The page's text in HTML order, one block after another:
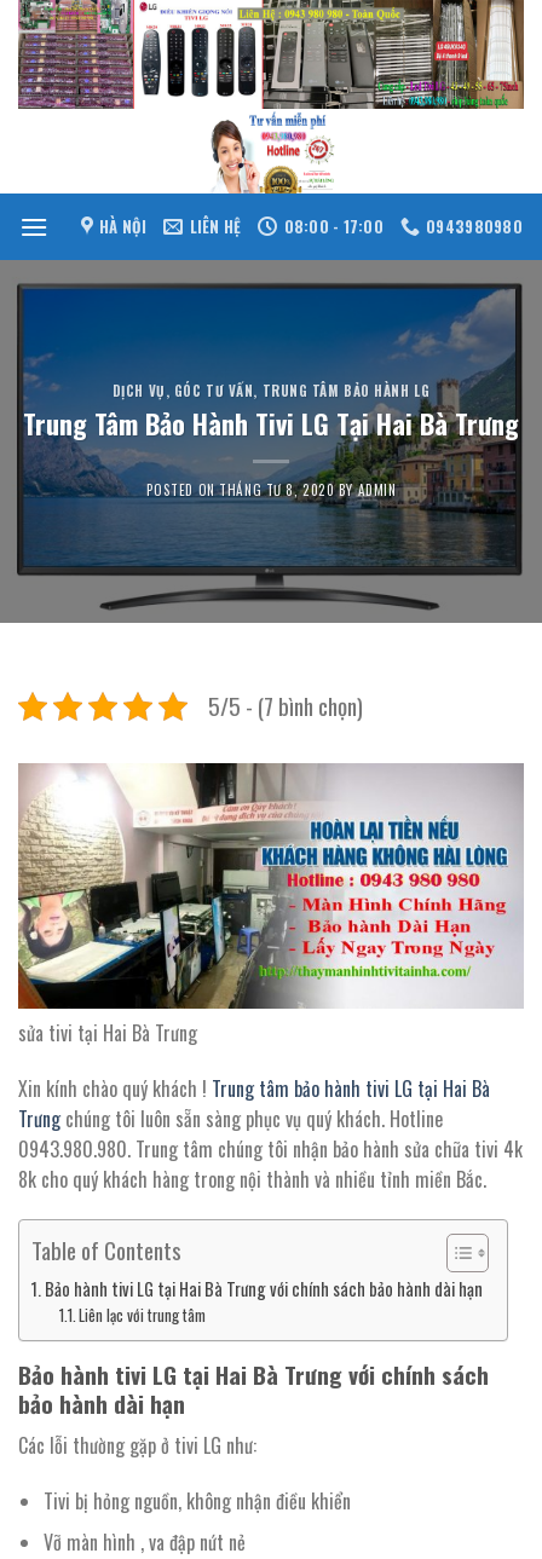
Skip
content
HÀ NỘI LIÊN HỆ 08:00 - 17:00 0943980980
DỊCH VỤ, GÓC TƯ VẤN, TRUNG TÂM BẢO HÀNH LG
Trung Tâm Bảo Hành Tivi LG Tại Hai Bà Trưng
POSTED ONTHÁNG TƯ 8, 2020BYADMIN
5/5 - (7 bình chọn)
sửa tivi tại Hai Bà Trưng
Xin kính chào quý khách ! Trung tâm bảo hành tivi LG tại Hai Bà
Trưngchúng tôi luôn sẵn sàng phục vụ quý khách. Hotline
0943.980.980. Trung tâm chúng tôi nhận bảo hành sửa chữa tivi 4k
8k cho quý khách hàng trong nội thành và nhiều tỉnh miền Bắc.
Table of Contents
Bảo hành tivi LG tại Hai Bà Trưng với chính sách bảo hành dài hạn
Liên lạc với trung tâm
Bảo hành tivi LG tại Hai Bà Trưng với chính sách
bảo hành dài hạn
Các lỗi thường gặp ở tivi LG như:
Tivi bị hỏng nguồn, không nhận điều khiển
Vỡ màn hình , va đập nứt nẻ